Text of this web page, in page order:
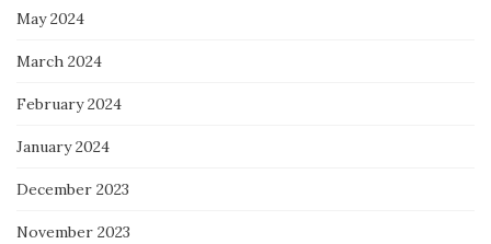
May 2024
March 2024
February 2024
January 2024
December 2023
November 2023